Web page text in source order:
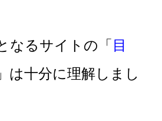
なるサイトの「 目
」は十分に理解しまし